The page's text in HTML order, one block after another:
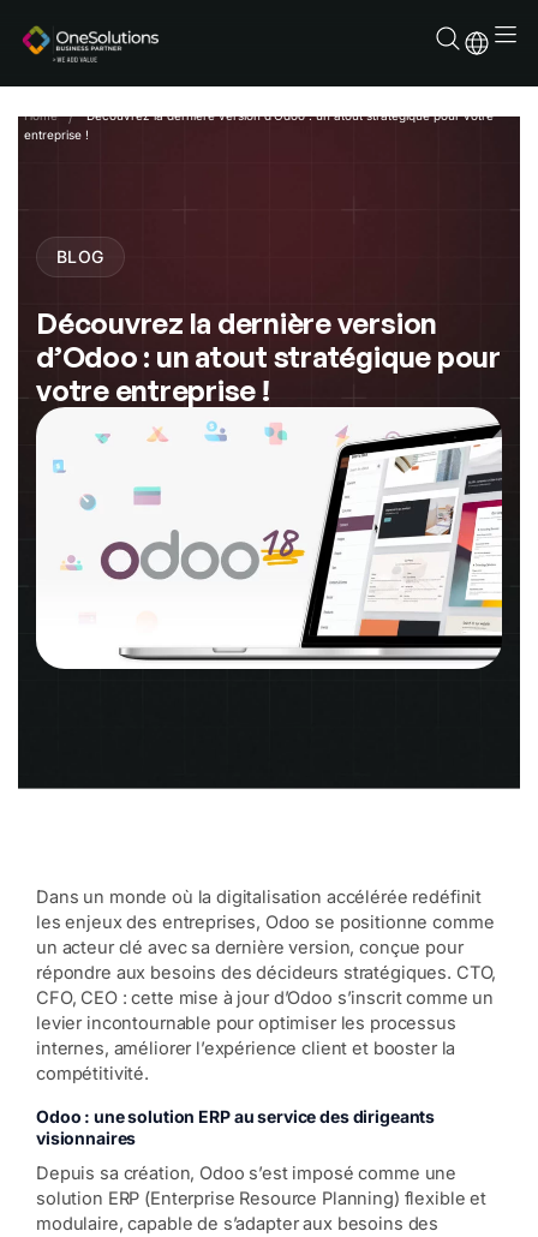
contenu
Home
Découvrez la dernière version d’Odoo : un atout stratégique pour votre
entreprise !
BLOG
Découvrez la dernière version
d’Odoo : un atout stratégique pour
votre entreprise !
Dans un monde où la digitalisation accélérée redéfinit
les enjeux des entreprises, Odoo se positionne comme
un acteur clé avec sa dernière version, conçue pour
répondre aux besoins des décideurs stratégiques. CTO,
CFO, CEO : cette mise à jour d’Odoo s’inscrit comme un
levier incontournable pour optimiser les processus
internes, améliorer l’expérience client et booster la
compétitivité.
Odoo : une solution ERP au service des dirigeants
visionnaires
Depuis sa création, Odoo s’est imposé comme une
solution ERP (Enterprise Resource Planning) flexible et
modulaire, capable de s’adapter aux besoins des